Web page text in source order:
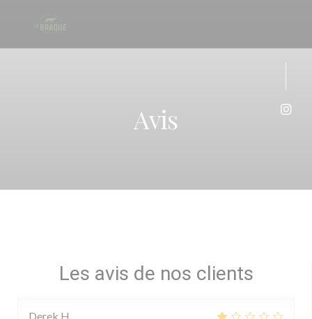
Avis
Les avis de nos clients
Derek H